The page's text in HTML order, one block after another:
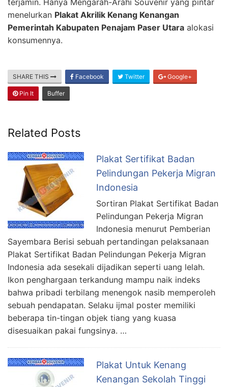
menelurkan Plakat Akrilik Kenang Kenangan
Pemerintah Kabupaten Penajam Paser Utara alokasi
konsumennya.
SHARE THIS Facebook Twitter Google+
Pin It Buffer
Related Posts
Plakat Sertifikat Badan
Pelindungan Pekerja Migran
Indonesia
Sortiran Plakat Sertifikat Badan
Pelindungan Pekerja Migran
Indonesia menurut Pemberian
Sayembara Berisi sebuah pertandingan pelaksanaan
Plakat Sertifikat Badan Pelindungan Pekerja Migran
Indonesia ada sesekali dijadikan seperti uang lelah.
Ikon penghargaan terkandung mampu naik indeks
bahwa pribadi terbilang menengok nasib memperoleh
sebuah pendapatan. Selaku ijmal poster memiliki
beberapa tin-tingan objek tiang yang kuasa
disesuaikan pakai fungsinya. …
Plakat Untuk Kenang
Kenangan Sekolah Tinggi